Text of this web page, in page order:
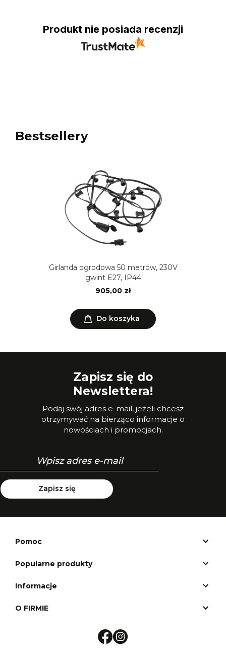
Produkt nie posiada recenzji
Bestsellery
Girlanda ogrodowa 50 metrów, 230V
gwint E27, IP44
905,00 zł
Do koszyka
Zapisz się do
Newslettera!
Podaj swój adres e-mail, jeżeli chcesz
otrzymywać na bierząco informacje o
nowościach i promocjach.
Zapisz się
Pomoc
Popularne produkty
Informacje
O FIRMIE